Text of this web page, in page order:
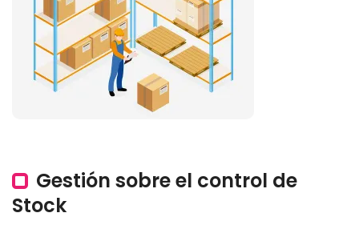
Gestión sobre el control de
Stock